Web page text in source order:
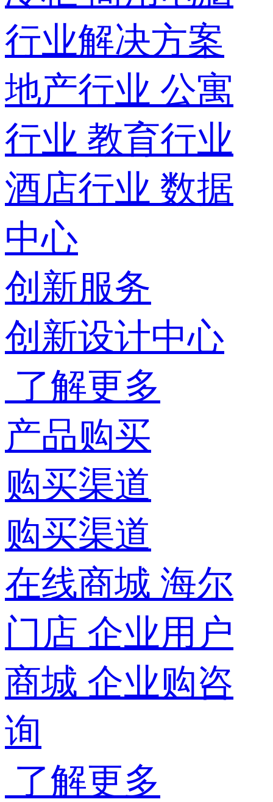
行业解决方案
地产行业 公寓
行业 教育行业
酒店行业 数据
中心
创新服务
创新设计中心
了解更多
产品购买
购买渠道
购买渠道
在线商城 海尔
门店 企业用户
商城 企业购咨
询
了解更多